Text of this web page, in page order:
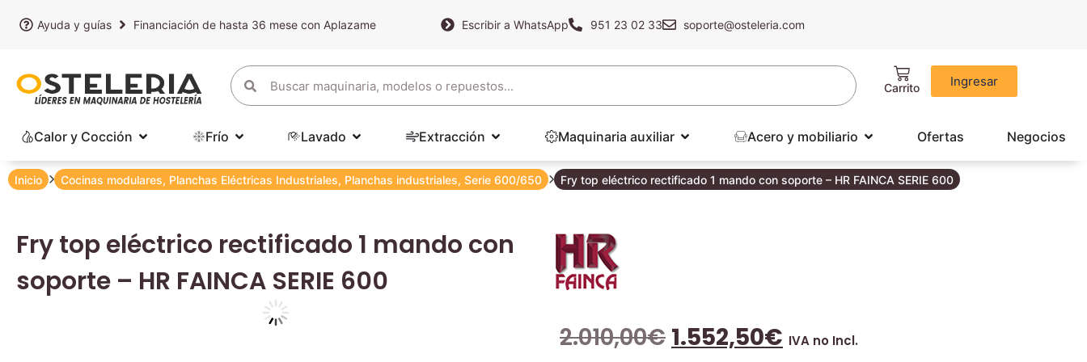
Ayuda y guías Financiación de hasta 36 mese con Aplazame Escribir a WhatsApp 951 23 02 33 soporte@osteleria.com
Ingresar
Calor y Cocción Frío Lavado Extracción Maquinaria auxiliar Acero y mobiliario Ofertas Negocios
Inicio Cocinas modulares, Planchas Eléctricas Industriales, Planchas industriales, Serie 600/650 Fry top eléctrico rectificado 1 mando con soporte – HR FAINCA SERIE 600
Fry top eléctrico rectificado 1 mando con
soporte – HR FAINCA SERIE 600
2.010,00€ 1.552,50€ IVA no Incl.